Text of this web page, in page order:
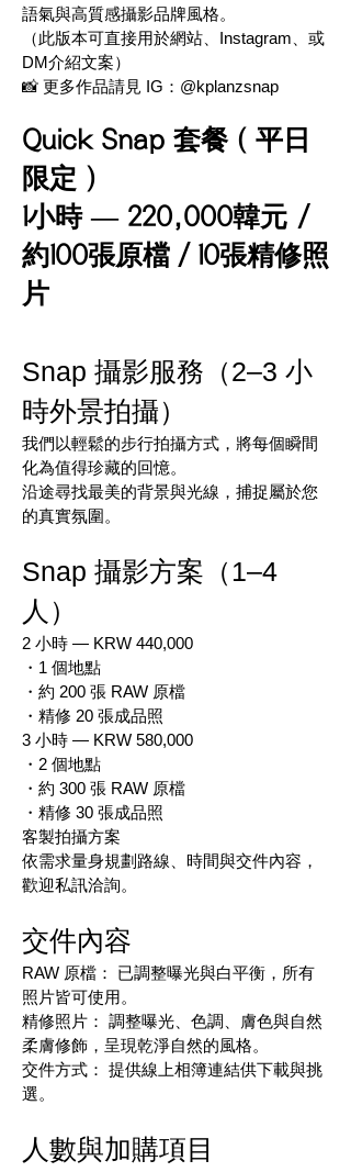
語氣與高質感攝影品牌風格。
（此版本可直接用於網站、Instagram、或
DM介紹文案）
📸 更多作品請見 IG：@kplanzsnap
Quick Snap 套餐（平日
限定）
1小時 — 220,000韓元 /
約100張原檔／10張精修照
片​
Snap 攝影服務（2–3 小
時外景拍攝）
我們以輕鬆的步行拍攝方式，將每個瞬間
化為值得珍藏的回憶。
沿途尋找最美的背景與光線，捕捉屬於您
的真實氛圍。
Snap 攝影方案（1–4
人）
2 小時 — KRW 440,000
・1 個地點
・約 200 張 RAW 原檔
・精修 20 張成品照
3 小時 — KRW 580,000
・2 個地點
・約 300 張 RAW 原檔
・精修 30 張成品照
客製拍攝方案
依需求量身規劃路線、時間與交件內容，
歡迎私訊洽詢。
交件內容
RAW 原檔： 已調整曝光與白平衡，所有
照片皆可使用。
精修照片： 調整曝光、色調、膚色與自然
柔膚修飾，呈現乾淨自然的風格。
交件方式： 提供線上相簿連結供下載與挑
選。
人數與加購項目